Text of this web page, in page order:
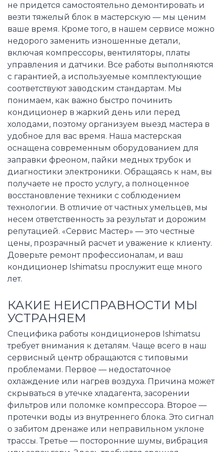
не придется самостоятельно демонтировать и
везти тяжелый блок в мастерскую — мы ценим
ваше время. Кроме того, в нашем сервисе можно
недорого заменить изношенные детали,
включая компрессоры, вентиляторы, платы
управления и датчики. Все работы выполняются
с гарантией, а используемые комплектующие
соответствуют заводским стандартам. Мы
понимаем, как важно быстро починить
кондиционер в жаркий день или перед
холодами, поэтому организуем выезд мастера в
удобное для вас время. Наша мастерская
оснащена современным оборудованием для
заправки фреоном, пайки медных трубок и
диагностики электроники. Обращаясь к нам, вы
получаете не просто услугу, а полноценное
восстановление техники с соблюдением
технологии. В отличие от частных умельцев, мы
несем ответственность за результат и дорожим
репутацией. «Сервис Мастер» — это честные
цены, прозрачный расчет и уважение к клиенту.
Доверьте ремонт профессионалам, и ваш
кондиционер Ishimatsu прослужит еще много
лет.
КАКИЕ НЕИСПРАВНОСТИ МЫ
УСТРАНЯЕМ
Специфика работы кондиционеров Ishimatsu
требует внимания к деталям. Чаще всего в наш
сервисный центр обращаются с типовыми
проблемами. Первое — недостаточное
охлаждение или нагрев воздуха. Причина может
скрываться в утечке хладагента, засорении
фильтров или поломке компрессора. Второе —
протечки воды из внутреннего блока. Это сигнал
о забитом дренаже или неправильном уклоне
трассы. Третье — посторонние шумы, вибрация